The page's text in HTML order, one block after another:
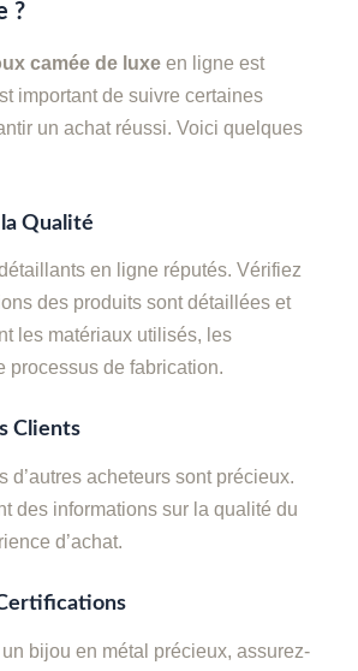
?
camée de luxe en ligne est
important de suivre certaines
un achat réussi. Voici quelques
Qualité
en ligne réputés. Vérifiez
des produits sont détaillées et
les matériaux utilisés, les
processus de fabrication.
Clients
d’autres acheteurs sont précieux.
des informations sur la qualité du
d’achat.
bijou en métal précieux, assurez-